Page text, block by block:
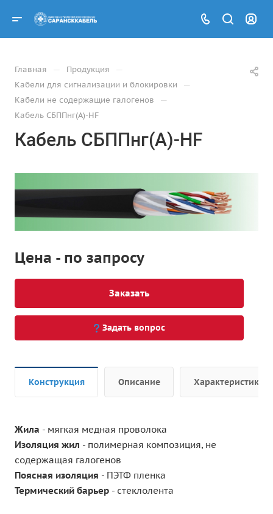
Главная — Продукция —
Кабели для сигнализации и блокировки —
Кабели не содержащие галогенов —
Кабель СБППнг(А)-HF
Кабель СБППнг(А)-HF
Цена - по запросу
Заказать
Задать вопрос
Конструкция Описание Характеристики
Жила - мягкая медная проволока
Изоляция жил - полимерная композиция, не
содержащая галогенов
Поясная изоляция - ПЭТФ пленка
Термический барьер - стеклолента